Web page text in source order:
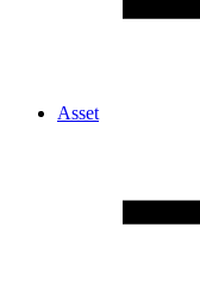
Asset